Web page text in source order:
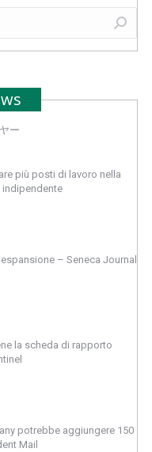
ー
più posti di lavoro nella
indipendente
– Seneca Journal
la scheda di rapporto
potrebbe aggiungere 150
Mail